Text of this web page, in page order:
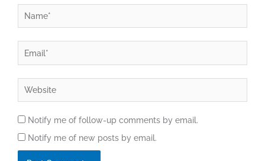
Notify me of follow-up comments by email.
Notify me of new posts by email.